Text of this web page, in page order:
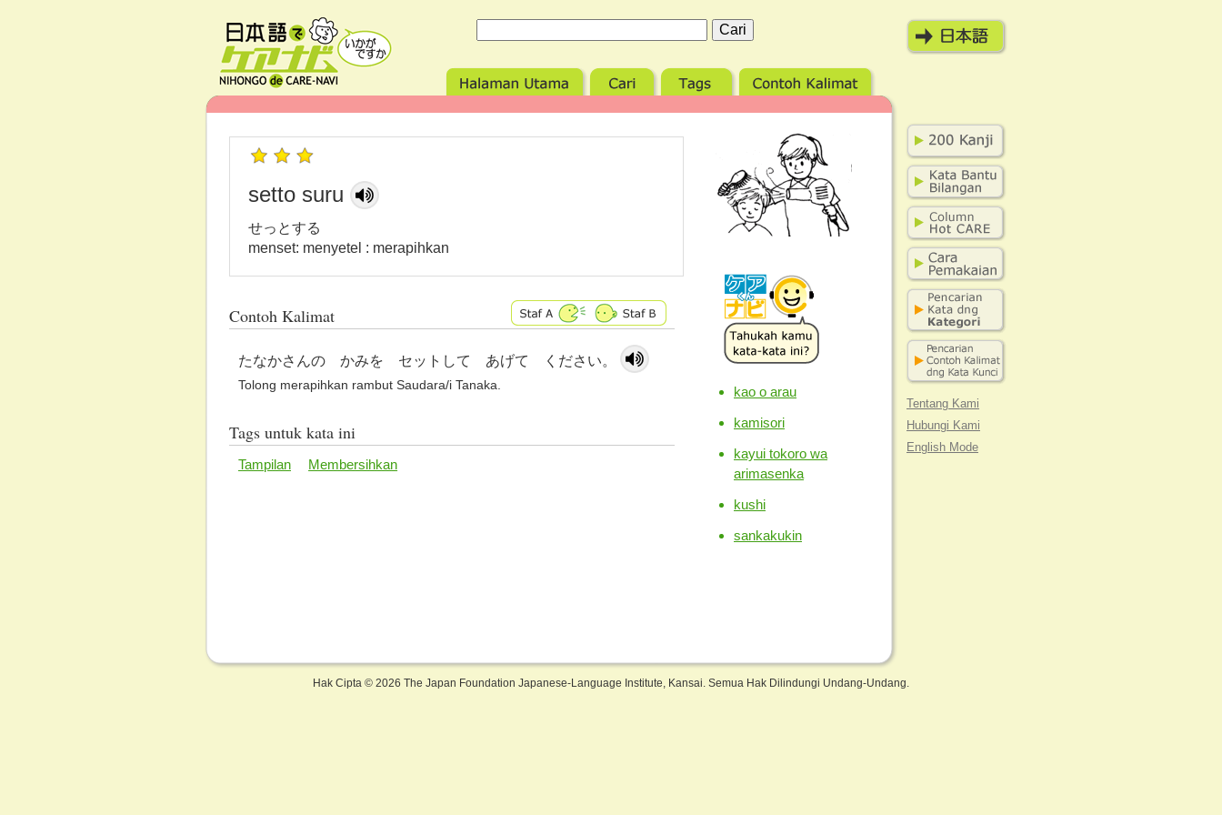
setto suru
せっとする
menset: menyetel : merapihkan
Contoh Kalimat
たなかさんの かみを セットして あげて ください。
Tolong merapihkan rambut Saudara/i Tanaka.
Tags untuk kata ini
Tampilan Membersihkan
kao o arau
kamisori
kayui tokoro wa
arimasenka
kushi
sankakukin
Tentang Kami
Hubungi Kami
English Mode
Hak Cipta © 2026 The Japan Foundation Japanese-Language Institute, Kansai. Semua Hak Dilindungi Undang-Undang.